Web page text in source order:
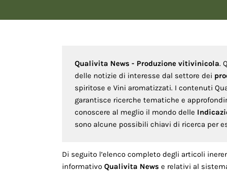
Qualivita News - Produzione vitivinicola.
delle notizie di interesse dal settore dei
spiritose e Vini aromatizzati. I contenuti
garantisce ricerche tematiche e
conoscere al meglio il mondo delle
sono alcune possibili chiavi di ricerca per
Di seguito l’elenco completo degli articoli
informativo Qualivita News e relativi al